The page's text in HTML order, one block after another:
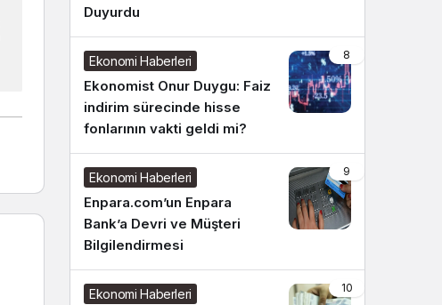
Duyurdu
8
Ekonomi Haberleri
Ekonomist Onur Duygu: Faiz
indirim sürecinde hisse
fonlarının vakti geldi mi?
9
Ekonomi Haberleri
Enpara.com’un Enpara
Bank’a Devri ve Müşteri
Bilgilendirmesi
10
Ekonomi Haberleri